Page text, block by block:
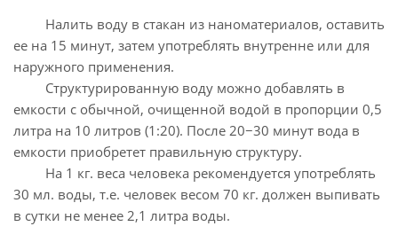
Налить воду в стакан из наноматериалов, оставить
ее на 15 минут, затем употреблять внутренне или для
наружного применения.
Структурированную воду можно добавлять в
емкости с обычной, очищенной водой в пропорции 0,5
литра на 10 литров (1:20). После 20−30 минут вода в
емкости приобретет правильную структуру.
На 1 кг. веса человека рекомендуется употреблять
30 мл. воды, т.е. человек весом 70 кг. должен выпивать
в сутки не менее 2,1 литра воды.